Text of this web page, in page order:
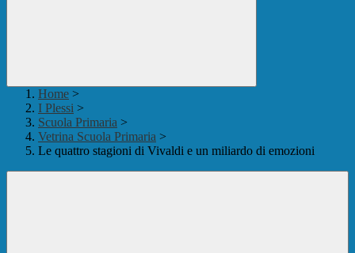
Home >
I Plessi >
Scuola Primaria >
Vetrina Scuola Primaria >
Le quattro stagioni di Vivaldi e un miliardo di emozioni